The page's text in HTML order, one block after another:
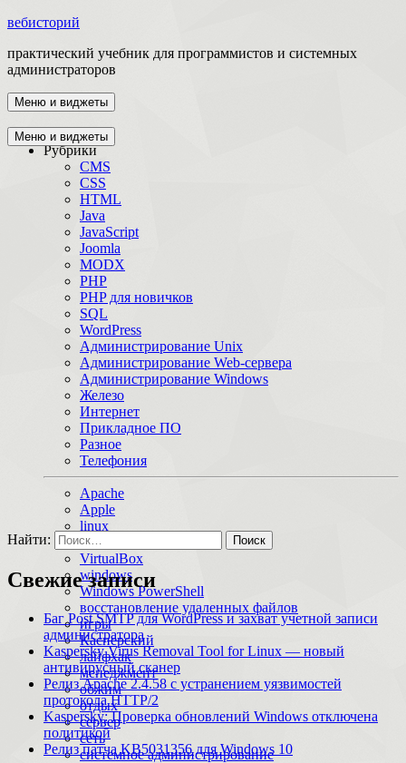
вебисторий
практический учебник для программистов и системных
администраторов
Меню и виджеты
Главная
Рубрики
CMS
CSS
HTML
Java
JavaScript
Joomla
MODX
PHP
PHP для новичков
SQL
WordPress
Администрирование Unix
Администрирование Web-сервера
Администрирование Windows
Железо
Интернет
Прикладное ПО
Разное
Телефония
Apache
Apple
linux
macOS
VirtualBox
windows
Windows PowerShell
восстановление удаленных файлов
игры
Касперский
лайфхак
менеджмент
обжим
отдых
сервер
сеть
системное администрирование
Меню и виджеты
Найти:
Свежие записи
Баг Post SMTP для WordPress и захват учетной записи
администратора
Kaspersky Virus Removal Tool for Linux — новый
антивирусный сканер
Релиз Apache 2.4.58 с устранением уязвимостей
протокола HTTP/2
Kaspersky: Проверка обновлений Windows отключена
политикой
Релиз патча KB5031356 для Windows 10